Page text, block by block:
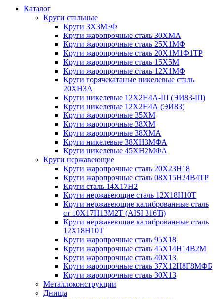
Каталог
Круги стальные
Круги 3Х3М3Ф
Круги жаропрочные сталь 30ХМА
Круги жаропрочные сталь 25Х1МФ
Круги жаропрочные сталь 20Х1М1Ф1ТР
Круги жаропрочные сталь 15Х5М
Круги жаропрочные сталь 12Х1МФ
Круги горячекатаные никелевые сталь
20ХН3А
Круги никелевые 12Х2Н4А-Ш (ЭИ83-Ш)
Круги никелевые 12Х2Н4А (ЭИ83)
Круги жаропрочные 35ХМ
Круги жаропрочные 38ХМ
Круги жаропрочные 38ХМА
Круги никелевые 38XH3MФА
Круги никелевые 45ХН2МФА
Круги нержавеющие
Круги жаропрочные сталь 20Х23Н18
Круги жаропрочные сталь 08Х15Н24В4ТР
Круги сталь 14Х17Н2
Круги нержавеющие сталь 12Х18Н10Т
Круги нержавеющие калиброванные сталь
ст 10Х17Н13М2Т (AISI 316Ti)
Круги нержавеющие калиброванные сталь
12Х18Н10Т
Круги жаропрочные сталь 95Х18
Круги жаропрочные сталь 45Х14Н14В2М
Круги жаропрочные сталь 40Х13
Круги жаропрочные сталь 37Х12Н8Г8МФБ
Круги жаропрочные сталь 30Х13
Металлоконструкции
Днища